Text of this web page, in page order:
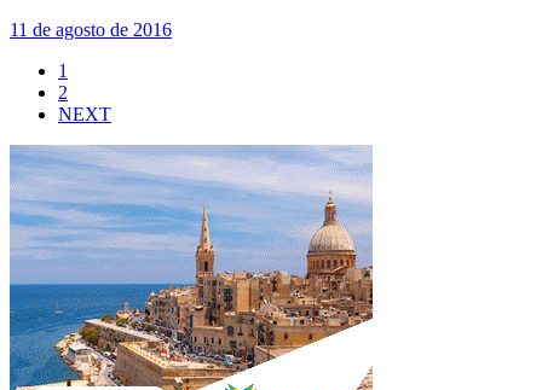
11 de agosto de 2016
1
2
NEXT